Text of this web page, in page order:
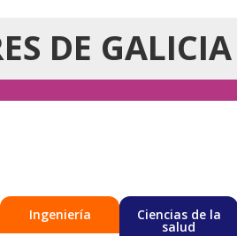
DE GALICIA
Ingeniería Ciencias de la
salud